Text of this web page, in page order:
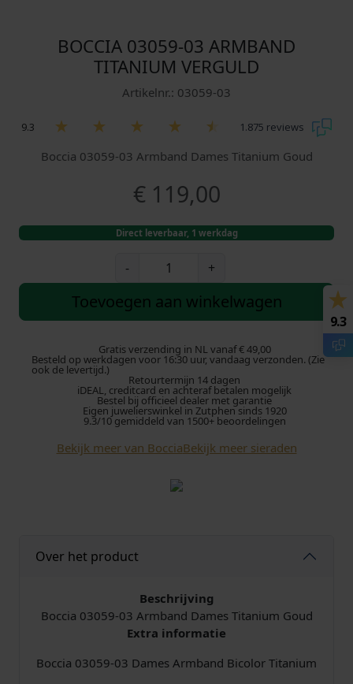
BOCCIA 03059-03 ARMBAND
TITANIUM VERGULD
Artikelnr.: 03059-03
9.3 1.875 reviews
Boccia 03059-03 Armband Dames Titanium Goud
€119,00
Direct leverbaar, 1 werkdag
-
c
a
0
0
5
-
b
t
+
Toevoegen aan winkelwagen
Gratis verzending in NL vanaf € 49,00
Besteld op werkdagen voor 16:30 uur, vandaag verzonden. (Zie
ook de levertijd.)
Retourtermijn 14 dagen
iDEAL, creditcard en achteraf betalen mogelijk
Bestel bij officieel dealer met garantie
Eigen juwelierswinkel in Zutphen sinds 1920
9.3/10 gemiddeld van 1500+ beoordelingen
Bekijk meer van BocciaBekijk meer sieraden
Over het product
Beschrijving
Boccia 03059-03 Armband Dames Titanium Goud
Extra informatie
Boccia 03059-03 Dames Armband Bicolor Titanium
9.3